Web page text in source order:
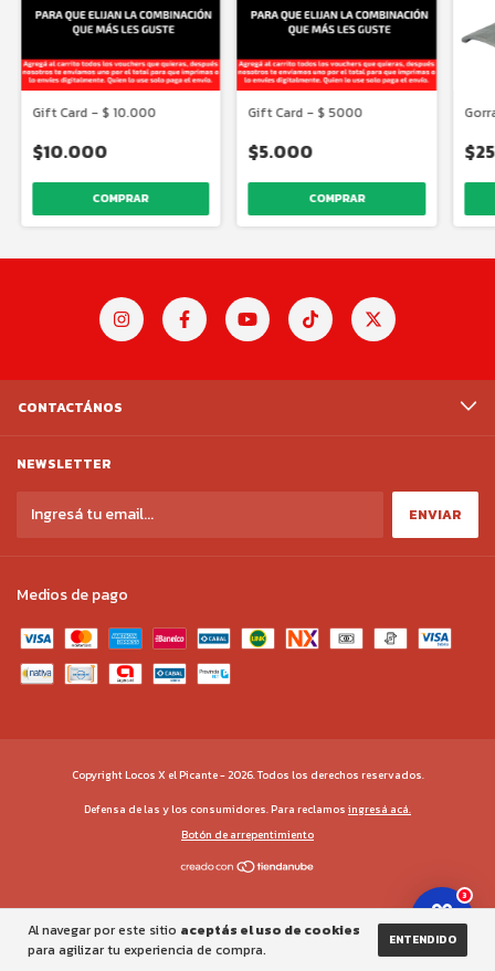
Al navegar por este sitio aceptás el uso de cookies
para agilizar tu experiencia de compra.
ENTENDIDO
Gift Card - $ 10.000
$10.000
Gift Card - $ 5000
$5.000
CONTACTÁNOS
NEWSLETTER
Medios de pago
Copyright Locos X el Picante - 2026. Todos los derechos reservados.
Defensa de las y los consumidores. Para reclamos ingresá acá.
Botón de arrepentimiento
gtag('js', new Date()); gtag('config', 'G-4GQ7M3VTNZ');
3